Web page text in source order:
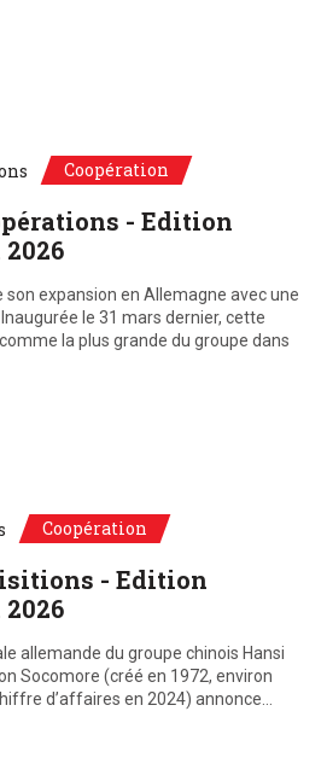
Coopération
- Edition
expansion en Allemagne avec une
le 31 mars dernier, cette
la plus grande du groupe dans
Coopération
- Edition
allemande du groupe chinois Hansi
Socomore (créé en 1972, environ
d’affaires en 2024) annonce…